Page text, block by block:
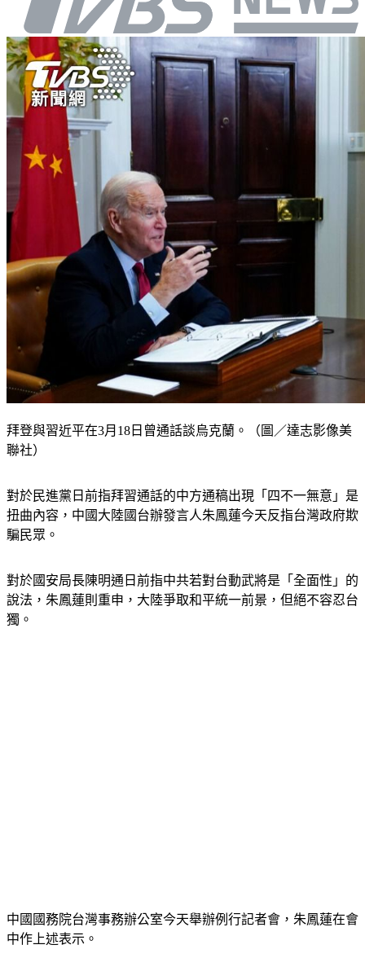
拜登與習近平在3月18日曾通話談烏克蘭。（圖／達志影像美
聯社）
對於民進黨日前指拜習通話的中方通稿出現「四不一無意」是
扭曲內容，中國大陸國台辦發言人朱鳳蓮今天反指台灣政府欺
騙民眾。
對於國安局長陳明通日前指中共若對台動武將是「全面性」的
說法，朱鳳蓮則重申，大陸爭取和平統一前景，但絕不容忍台
獨。
中國國務院台灣事務辦公室今天舉辦例行記者會，朱鳳蓮在會
中作上述表示。